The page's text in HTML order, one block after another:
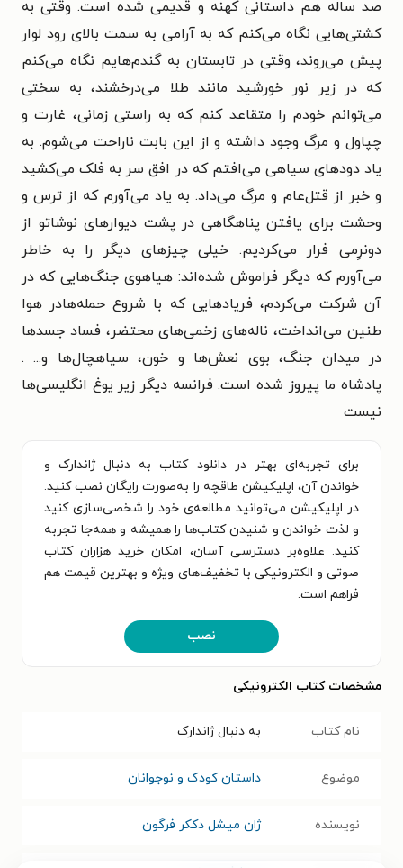
صد ساله هم داستانی کهنه و قدیمی شده است. وقتی به
کشتی‌هایی نگاه می‌کنم که به آرامی به سمت بالای رود لوار
پیش می‌روند، وقتی در تابستان به گندم‌هایم نگاه می‌کنم
که در زیر نور خورشید مانند طلا می‌درخشند، به سختی
می‌توانم خودم را متقاعد کنم که به راستی زمانی، غارت و
چپاول و مرگ وجود داشته و از این بابت ناراحت می‌شوم. به
یاد دودهای سیاهی می‌افتم که در افق سر به فلک می‌کشید
و خبر از قتل‌عام و مرگ می‌داد. به یاد می‌آورم که از ترس و
وحشت برای یافتن پناهگاهی در پشت دیوارهای نوشاتو از
دونرِمی فرار می‌کردیم. خیلی چیزهای دیگر را به خاطر
می‌آورم که دیگر فراموش شده‌اند: هیاهوی جنگ‌هایی که در
آن شرکت می‌کردم، فریادهایی که با شروع حمله‌هادر هوا
طنین می‌انداخت، ناله‌های زخمی‌های محتضر، فساد جسدها
در میدان جنگ، بوی نعش‌ها و خون، سیاهچال‌ها و... .
پادشاه ما پیروز شده است. فرانسه دیگر زیر یوغ انگلیسی‌ها
نیست
برای تجربه‌ای بهتر در دانلود کتاب به دنبال ژاندارک و
خواندن آن، اپلیکیشن طاقچه را به‌صورت رایگان نصب کنید.
در اپلیکیشن می‌توانید مطالعه‌ی خود را شخصی‌سازی کنید
و لذت خواندن و شنیدن کتاب‌ها را همیشه و همه‌جا تجربه
کنید. علاوه‌بر دسترسی آسان، امکان خرید هزاران کتاب
صوتی و الکترونیکی با تخفیف‌های ویژه و بهترین قیمت هم
فراهم است.
نصب
مشخصات کتاب الکترونیکی
نام کتاب به دنبال ژاندارک
موضوع داستان کودک و نوجوانان
نویسنده ژان میشل دککر فرگون